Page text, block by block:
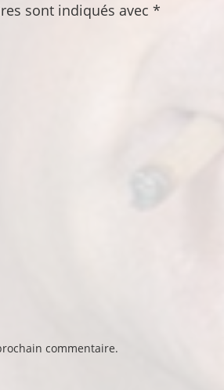
sont indiqués avec *
commentaire.